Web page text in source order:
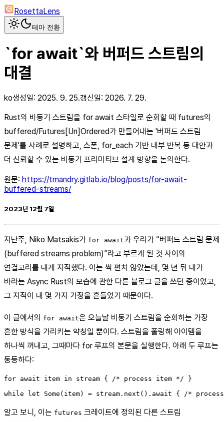
RosettaLens
테마 전환
`for await`와 버퍼드 스트림의
대결
ko생성일: 2025. 9. 25.갱신일: 2026. 7. 29.
Rust의 비동기 스트림을 for await 스타일로 순회할 때 futures의
buffered/Futures[Un]Ordered가 만들어내는 '버퍼드 스트림
문제'를 사례로 설명하고, 스폰, for_each 기반 내부 반복 등 대안과
더 신뢰할 수 있는 비동기 프리미티브 설계 방향을 논의한다.
원문: https://tmandry.gitlab.io/blog/posts/for-await-
buffered-streams/
2023년 12월 7일
지난주, Niko Matsakis가 for await과 우리가 “버퍼드 스트림 문제
(buffered streams problem)”라고 부르게 된 것 사이의
연결고리를 내게 지적했다. 이는 썩 편치 않았는데, 몇 년 뒤 내가
바라는 Async Rust의 모습에 관한 다른 블로그 글을 쓰던 중이었고,
그 지적이 내 몇 가지 가정을 흔들었기 때문이다.
이 글에서의 for await은 오늘날 비동기 스트림을 순회하는 가장
흔한 방식을 가리키는 약칭일 뿐이다. 스트림을 폴링해 아이템을
하나씩 꺼내고, 그때마다 for 루프의 본문을 실행한다. 아래 두 루프는
동등하다:
for await item in stream { /* process item */ }
알고 보니, 이는 futures 크레이트에 정의된 다른 스트림